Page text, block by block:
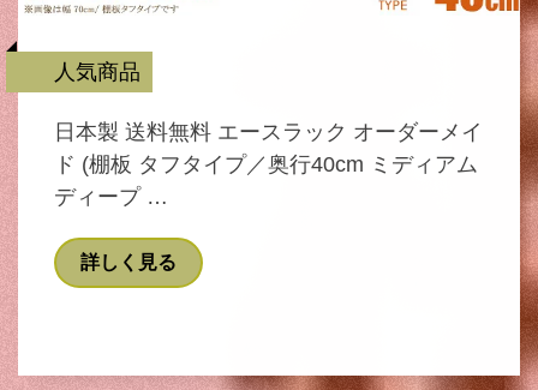
人気商品
日本製 送料無料 エースラック オーダーメイ
ド (棚板 タフタイプ／奥行40cm ミディアム
ディープ …
詳しく見る